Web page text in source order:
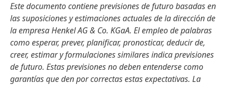
Este documento contiene previsiones de futuro basadas en
las suposiciones y estimaciones actuales de la dirección de
la empresa Henkel AG & Co. KGaA. El empleo de palabras
como esperar, prever, planificar, pronosticar, deducir de,
creer, estimar y formulaciones similares indica previsiones
de futuro. Estas previsiones no deben entenderse como
garantías que den por correctas estas expectativas. La